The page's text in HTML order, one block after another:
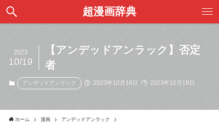
超漫画辞典
【アンデッドアンラック】否定
者
2023
10/19
アンデッドアンラック 2023年10月16日 2023年10月19日
ホーム 漫画 アンデッドアンラック